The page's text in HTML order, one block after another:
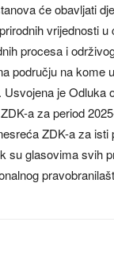
će obavljati
vrijednosti
procesa i
području na kome
je Odluka
a za period
ZDK-a za
su glasovima svih